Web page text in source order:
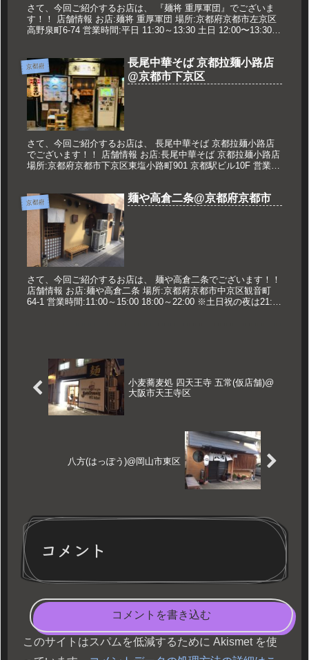
さて、今回ご紹介するお店は、 『麺将 重厚軍団』でございま
す！！ 店舗情報 お店:麺将 重厚軍団 場所:京都府京都市左京区
高野泉町6-74 営業時間:平日 11:30～13:30 土日 12:00〜13:30
京都府
長尾中華そば 京都拉麺小路店
@京都市下京区
さて、今回ご紹介するお店は、 長尾中華そば 京都拉麺小路店
でございます！！ 店舗情報 お店:長尾中華そば 京都拉麺小路店
場所:京都府京都市下京区東塩小路町901 京都駅ビル10F 営業時
京都府 麺や高倉二条@京都府京都市
さて、今回ご紹介するお店は、 麺や高倉二条でございます！！
店舗情報 お店:麺や高倉二条 場所:京都府京都市中京区観音町
64-1 営業時間:11:00～15:00 18:00～22:00 ※土日祝の夜は21:00
小麦蕎麦処 四天王寺 五常(仮店舗)@
大阪市天王寺区
八方(はっぽう)@岡山市東区
コメント
コメントを書き込む
このサイトはスパムを低減するために Akismet を使